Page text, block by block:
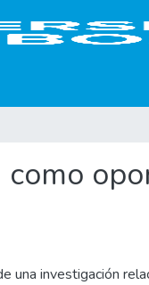
una investigación